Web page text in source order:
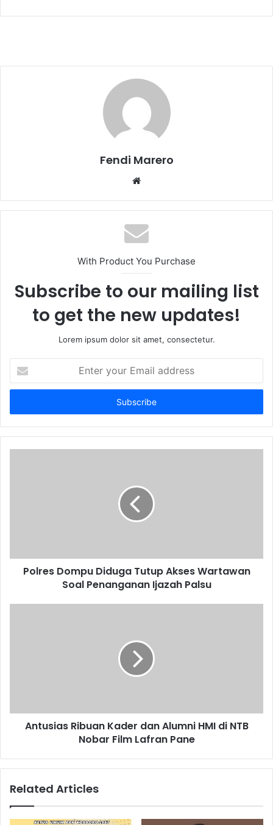
Fendi Marero
With Product You Purchase
Subscribe to our mailing list
to get the new updates!
Lorem ipsum dolor sit amet, consectetur.
your
Email
Polres Dompu Diduga Tutup Akses Wartawan
Soal Penanganan Ijazah Palsu
Antusias Ribuan Kader dan Alumni HMI di NTB
Nobar Film Lafran Pane
Related Articles